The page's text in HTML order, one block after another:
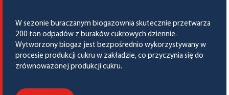
W sezonie buraczanym biogazownia skutecznie przetwarza
200 ton odpadów z buraków cukrowych dziennie.
Wytworzony biogaz jest bezpośrednio wykorzystywany w
procesie produkcji cukru w zakładzie, co przyczynia się do
zrównoważonej produkcji cukru.